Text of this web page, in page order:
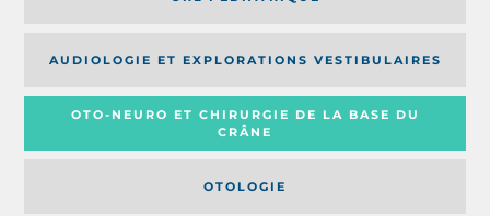
AUDIOLOGIE ET EXPLORATIONS VESTIBULAIRES
OTO-NEURO ET CHIRURGIE DE LA BASE DU
CRÂNE
OTOLOGIE